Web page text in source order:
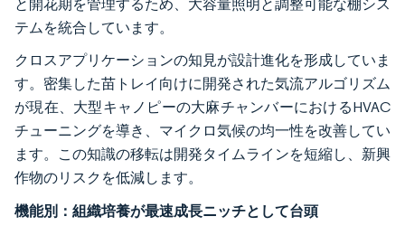
と開花期を管理するため、大容量照明と調整可能な棚シス
テムを統合しています。
クロスアプリケーションの知見が設計進化を形成していま
す。密集した苗トレイ向けに開発された気流アルゴリズム
が現在、大型キャノピーの大麻チャンバーにおけるHVAC
チューニングを導き、マイクロ気候の均一性を改善してい
ます。この知識の移転は開発タイムラインを短縮し、新興
作物のリスクを低減します。
機能別：組織培養が最速成長ニッチとして台頭